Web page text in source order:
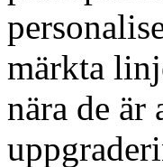
märkta
nära de